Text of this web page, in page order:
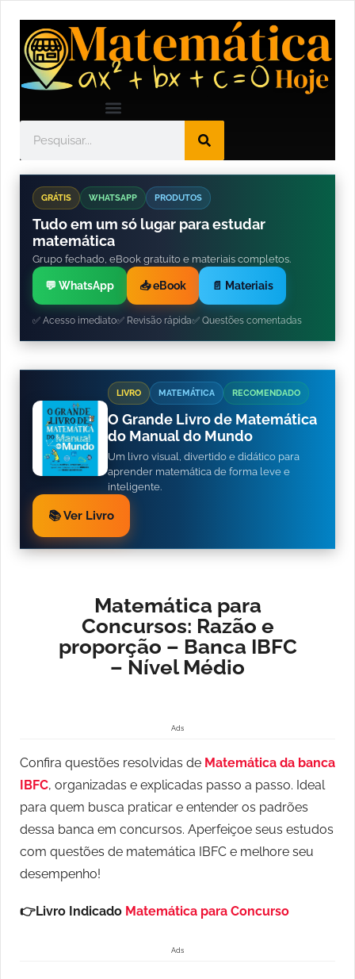
GRÁTIS WHATSAPP PRODUTOS
Tudo em um só lugar para estudar
matemática
Grupo fechado, eBook gratuito e materiais completos.
💬 WhatsApp 📥 eBook 📄 Materiais
✅ Acesso imediato✅ Revisão rápida✅ Questões comentadas
LIVRO MATEMÁTICA RECOMENDADO
O Grande Livro de Matemática
do Manual do Mundo
Um livro visual, divertido e didático para
aprender matemática de forma leve e
inteligente.
📚 Ver Livro
Matemática para
Concursos: Razão e
proporção – Banca IBFC
– Nível Médio
Ads
Confira questões resolvidas de Matemática da banca
IBFC, organizadas e explicadas passo a passo. Ideal
para quem busca praticar e entender os padrões
dessa banca em concursos. Aperfeiçoe seus estudos
com questões de matemática IBFC e melhore seu
desempenho!
👉Livro Indicado Matemática para Concurso
Ads